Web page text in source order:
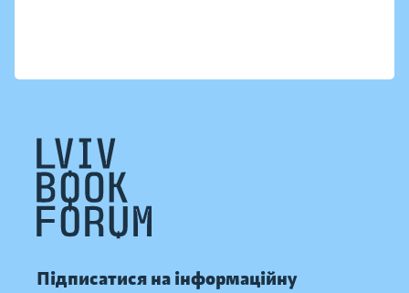
Підписатися на інформаційну